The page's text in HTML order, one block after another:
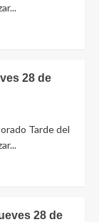
28 de
Tarde del
28 de